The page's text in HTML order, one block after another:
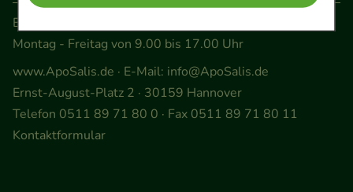
Komfort:Diese Cookies werden genutzt um das
Einkaufserlebnis noch ansprechender zu gestalten,
beispielsweise für die Wiedererkennung des
Besuchers oder unsere Seite an bevorzugte
Verhaltensweisen (z.B. Spracheinstellung)
anzupassen. Komfort-Cookies ermöglichen es uns
auch auf Ihre Bedürfnisse zugeschrittene Inhalte
Beratung und Kundenservice:
Montag - Freitag von 9.00 bis 17.00 Uhr
www.ApoSalis.de · E-Mail: info@ApoSalis.de
Ernst-August-Platz 2 · 30159 Hannover
Telefon 0511 89 71 80 0 · Fax 0511 89 71 80 11
Kontaktformular